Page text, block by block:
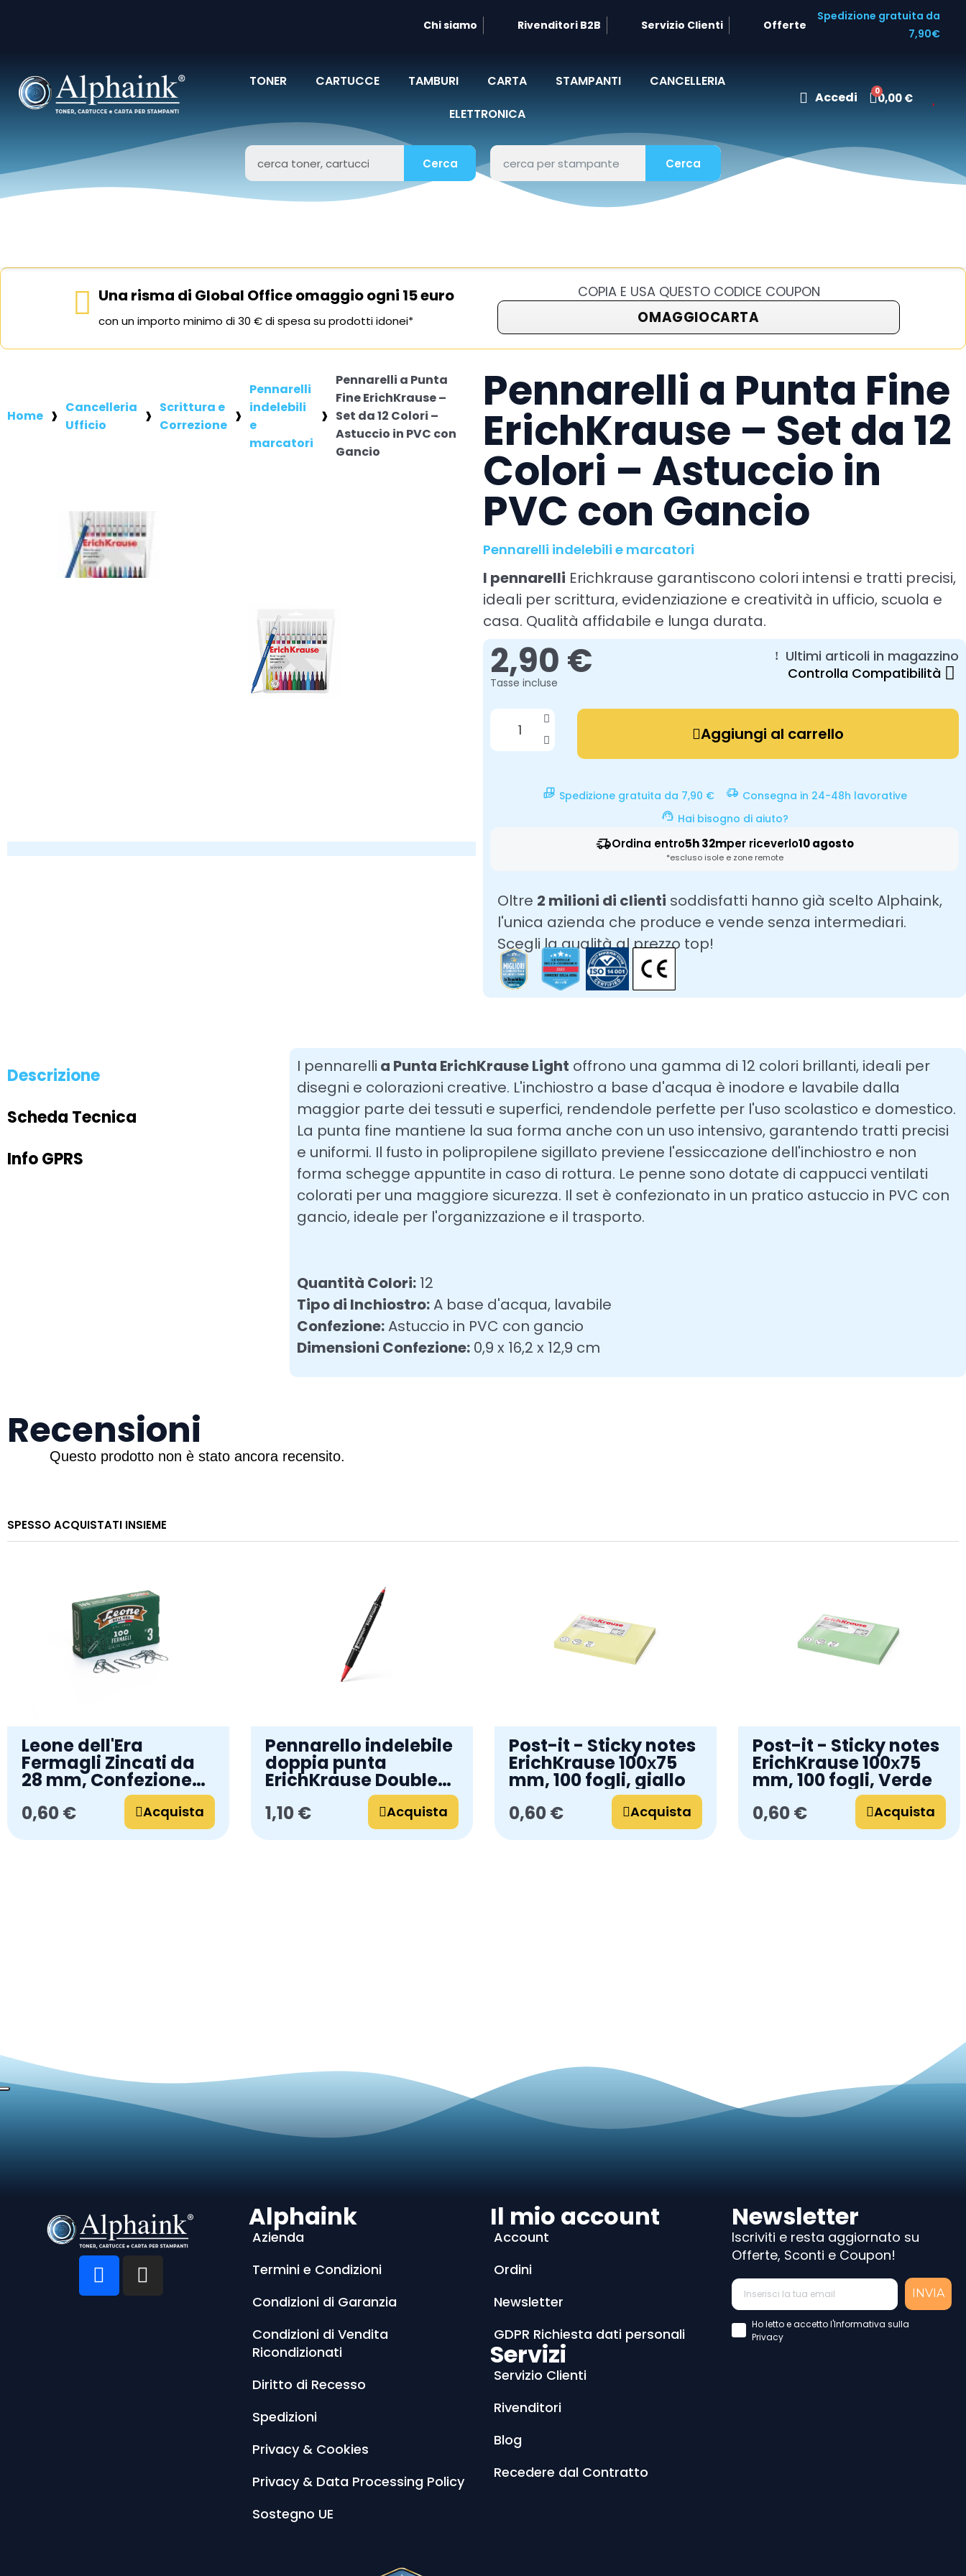
Chi siamo Rivenditori B2B Servizio Clienti Offerte
Spedizione gratuita da
7,90€
TONER CARTUCCE TAMBURI CARTA STAMPANTI
CANCELLERIA
ELETTRONICA
Accedi 0,00 €
Cerca Cerca
Una risma di Global Office omaggio ogni 15 euro
con un importo minimo di 30 € di spesa su prodotti idonei*
COPIA E USA QUESTO CODICE COUPON
OMAGGIOCARTA
Home
Cancelleria
Ufficio
Scrittura e
Correzione
Pennarelli
indelebili
e
marcatori
Pennarelli a Punta
Fine ErichKrause –
Set da 12 Colori –
Astuccio in PVC con
Gancio
Pennarelli a Punta Fine
ErichKrause – Set da 12
Colori – Astuccio in
PVC con Gancio
Pennarelli indelebili e marcatori
I pennarelli Erichkrause garantiscono colori intensi e tratti precisi,
ideali per scrittura, evidenziazione e creatività in ufficio, scuola e
casa. Qualità affidabile e lunga durata.
2,90 €
Tasse incluse
Ultimi articoli in magazzino
Controlla Compatibilità
Aggiungi al carrello
Spedizione gratuita da 7,90 €
Consegna in 24-48h lavorative
Hai bisogno di aiuto?
Ordina entro5h 32mper riceverlo10 agosto
*escluso isole e zone remote
Oltre 2 milioni di clienti soddisfatti hanno già scelto Alphaink,
l'unica azienda che produce e vende senza intermediari.
Scegli la qualità al prezzo top!
Descrizione
Scheda Tecnica
Info GPRS
I pennarelli a Punta ErichKrause Light offrono una gamma di 12 colori brillanti, ideali per
disegni e colorazioni creative. L'inchiostro a base d'acqua è inodore e lavabile dalla
maggior parte dei tessuti e superfici, rendendole perfette per l'uso scolastico e domestico.
La punta fine mantiene la sua forma anche con un uso intensivo, garantendo tratti precisi
e uniformi. Il fusto in polipropilene sigillato previene l'essiccazione dell'inchiostro e non
forma schegge appuntite in caso di rottura. Le penne sono dotate di cappucci ventilati
colorati per una maggiore sicurezza. Il set è confezionato in un pratico astuccio in PVC con
gancio, ideale per l'organizzazione e il trasporto.
Quantità Colori: 12
Tipo di Inchiostro:A base d'acqua, lavabile
Confezione:Astuccio in PVC con gancio
Dimensioni Confezione: 0,9 x 16,2 x 12,9 cm
Recensioni
SPESSO ACQUISTATI INSIEME
Leone dell'Era
Fermagli Zincati da
28 mm, Confezione
da 100 Pezzi
0,60 € Acquista
Pennarello indelebile
doppia punta
ErichKrause Double
P-80, colore
inchiostro: Rosso
1,10 € Acquista
Post-it - Sticky notes
ErichKrause 100х75
mm, 100 fogli, giallo
0,60 €
Acquista
Post-it - Sticky notes
ErichKrause 100х75
mm, 100 fogli, Verde
0,60 €
Acquista
Alphaink
Azienda
Termini e Condizioni
Condizioni di Garanzia
Condizioni di Vendita
Ricondizionati
Diritto di Recesso
Spedizioni
Privacy & Cookies
Privacy & Data Processing Policy
Sostegno UE
Il mio account
Account
Ordini
Newsletter
GDPR Richiesta dati personali
Servizi
Servizio Clienti
Rivenditori
Blog
Recedere dal Contratto
Newsletter
Iscriviti e resta aggiornato su
Offerte, Sconti e Coupon!
INVIA
Accettazione Privacy Policy
Ho letto e accetto l'Informativa sulla
Privacy